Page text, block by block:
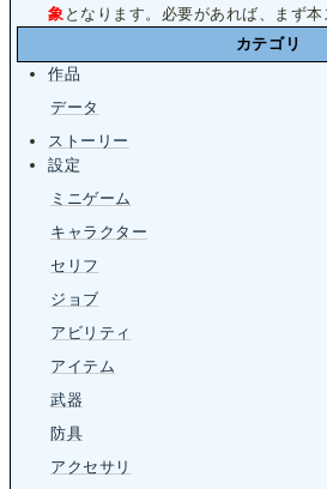
象 となります。必要があれば、まず本
カテゴリ
作品
データ
ストーリー
設定
ミニゲーム
キャラクター
セリフ
ジョブ
アビリティ
アイテム
武器
防具
アクセサリ